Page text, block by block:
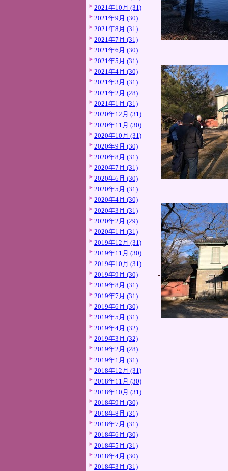
2021年10月 (31)
2021年9月 (30)
2021年8月 (31)
2021年7月 (31)
2021年6月 (30)
2021年5月 (31)
2021年4月 (30)
2021年3月 (31)
2021年2月 (28)
2021年1月 (31)
2020年12月 (31)
2020年11月 (30)
2020年10月 (31)
2020年9月 (30)
2020年8月 (31)
2020年7月 (31)
2020年6月 (30)
2020年5月 (31)
2020年4月 (30)
2020年3月 (31)
2020年2月 (29)
2020年1月 (31)
2019年12月 (31)
2019年11月 (30)
2019年10月 (31)
2019年9月 (30)
2019年8月 (31)
2019年7月 (31)
2019年6月 (30)
2019年5月 (31)
2019年4月 (32)
2019年3月 (32)
2019年2月 (28)
2019年1月 (31)
2018年12月 (31)
2018年11月 (30)
2018年10月 (31)
2018年9月 (30)
2018年8月 (31)
2018年7月 (31)
2018年6月 (30)
2018年5月 (31)
2018年4月 (30)
2018年3月 (31)